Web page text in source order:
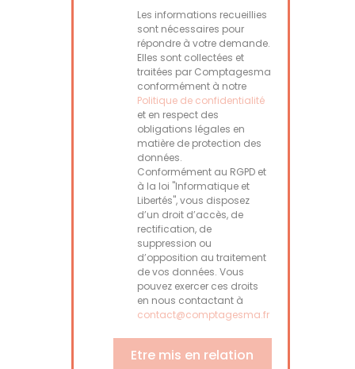
Les informations recueillies
sont nécessaires pour
répondre à votre demande.
Elles sont collectées et
traitées par Comptagesma
conformément à notre
Politique de confidentialité
et en respect des
obligations légales en
matière de protection des
données.
Conformément au RGPD et
à la loi "Informatique et
Libertés", vous disposez
d’un droit d’accès, de
rectification, de
suppression ou
d’opposition au traitement
de vos données. Vous
pouvez exercer ces droits
en nous contactant à
contact@comptagesma.fr
Etre mis en relation